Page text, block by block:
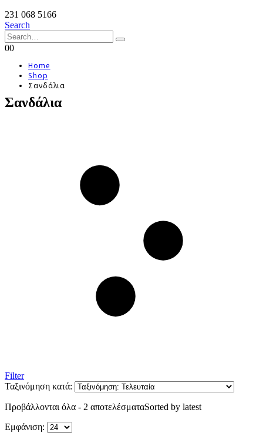
231 068 5166
Search
00
Home
Shop
Σανδάλια
Σανδάλια
Filter
Ταξινόμηση κατά:
Προβάλλονται όλα - 2 αποτελέσματαSorted by latest
Εμφάνιση: